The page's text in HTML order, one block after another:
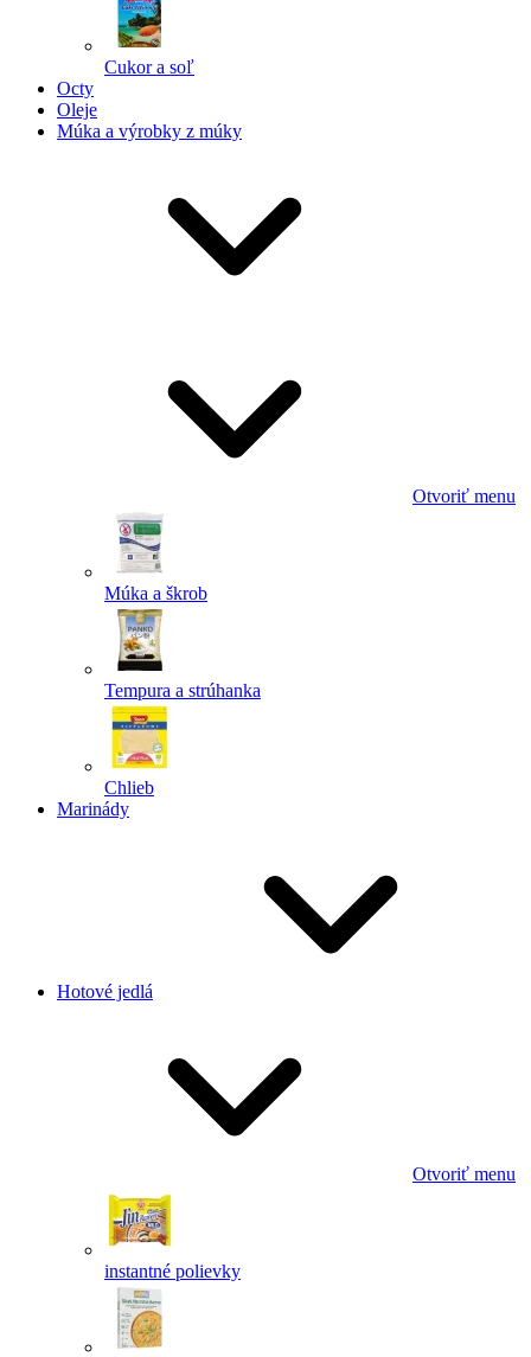
Cukor a soľ
Octy
Oleje
Múka a výrobky z múky
Otvoriť menu
Múka a škrob
Tempura a strúhanka
Chlieb
Marinády
Hotové jedlá
Otvoriť menu
instantné polievky
Powered by chaterimo